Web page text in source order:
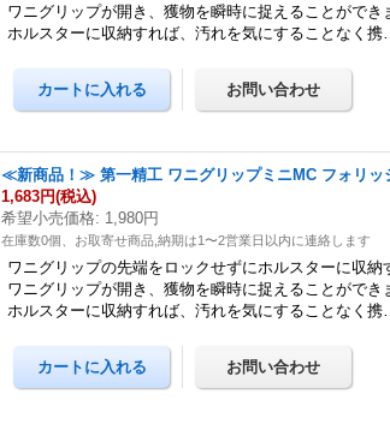
ワニグリップが開き、獲物を瞬時に捉えることができ
ホルスターに収納すれば、汚れを気にすることなく
≪新商品！≫ 第一精工 ワニグリップミニMC フォリッ
1,683円(税込)
希望小売価格: 1,980円
在庫数0個、お取寄せ商品,納期は1〜2営業日以内に連絡します
ワニグリップの先端をロックせずにホルスターに収
ワニグリップが開き、獲物を瞬時に捉えることができ
ホルスターに収納すれば、汚れを気にすることなく